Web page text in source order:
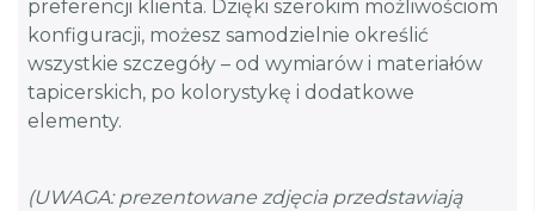
preferencji klienta. Dzięki szerokim możliwościom
konfiguracji, możesz samodzielnie określić
wszystkie szczegóły – od wymiarów i materiałów
tapicerskich, po kolorystykę i dodatkowe
elementy.
(UWAGA: prezentowane zdjęcia przedstawiają